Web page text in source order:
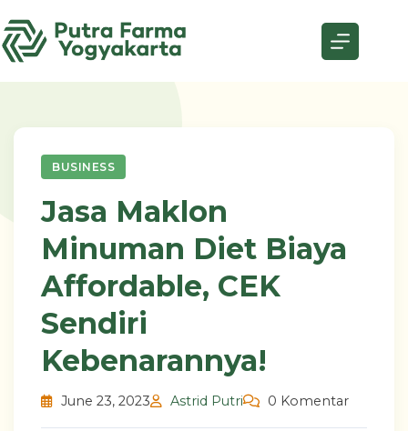
to
content
BUSINESS
Jasa Maklon
Minuman Diet Biaya
Affordable, CEK
Sendiri
Kebenarannya!
June 23, 2023 Astrid Putri 0 Komentar